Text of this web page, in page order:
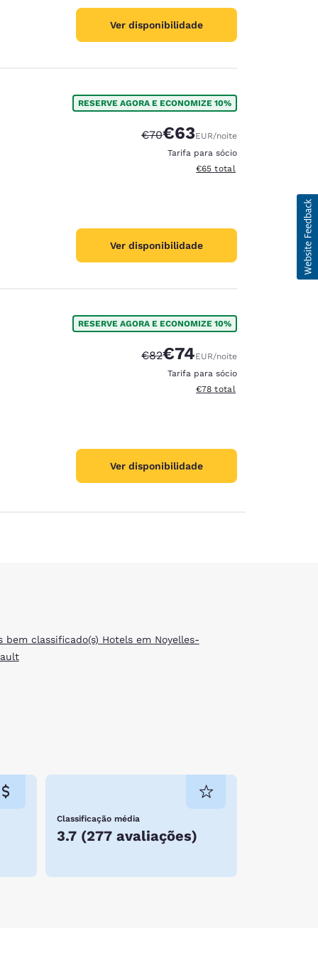
Ver disponibilidade
RESERVE AGORA E ECONOMIZE 10%
Tarifa anterior “tachada”:
€70Tarifa com desconto:
€63EUR/noite
Tarifa para sócio
Exibir detalhes do total
€65 total
Ver disponibilidade
RESERVE AGORA E ECONOMIZE 10%
Tarifa anterior “tachada”:
€82Tarifa com desconto:
€74EUR/noite
Tarifa para sócio
Exibir detalhes do total
€78 total
Ver disponibilidade
bem classificado(s) Hotels em Noyelles-
Classificação média
3.7 (277 avaliações)